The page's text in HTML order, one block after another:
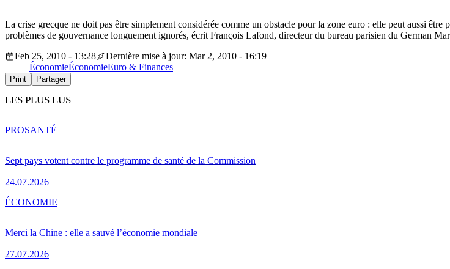
La crise grecque ne doit pas être simplement considérée comme un obstacle pour la zone euro : elle peut aussi
problèmes de gouvernance longuement ignorés, écrit François Lafond, directeur du bureau parisien du German
Feb 25, 2010 - 13:28
Dernière mise à jour: Mar 2, 2010 - 16:19
ÉconomieÉconomieEuro & Finances
Print Partager
LES PLUS LUS
Sept pays votent contre le programme de santé de la Commission
24.07.2026
PROSANTÉ
Merci la Chine : elle a sauvé l’économie mondiale
27.07.2026
ÉCONOMIE